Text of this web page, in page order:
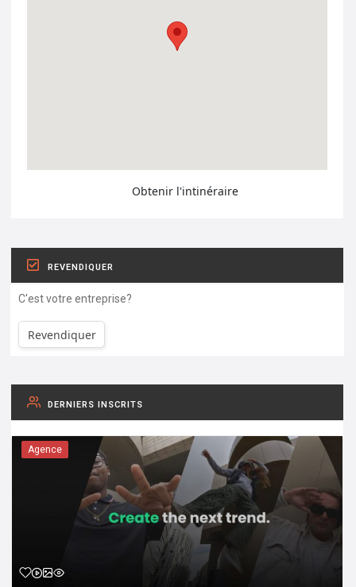
Obtenir l'intinéraire
REVENDIQUER
C'est votre entreprise?
Revendiquer
DERNIERS INSCRITS
Agence